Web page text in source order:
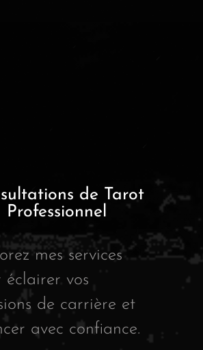
de Tarot
Professionnel
mes services
éclairer vos
de carrière et
avec confiance.